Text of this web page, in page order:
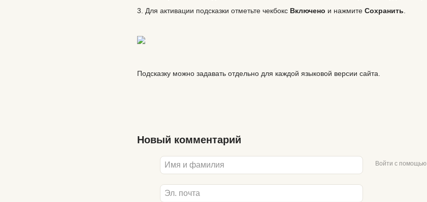
3. Для активации подсказки отметьте чекбокс Включено и нажмите Сохранить
Подсказку можно задавать отдельно для каждой языковой версии сайта.
Новый комментарий
Войти с помощью